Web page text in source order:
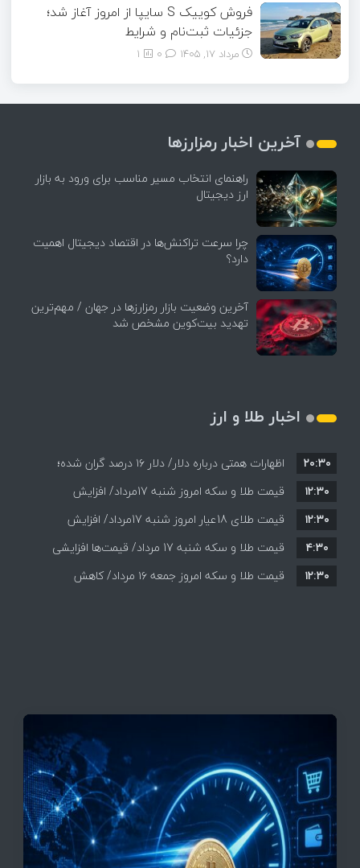
فروش کوییک S سایپا از امروز آغاز شد؛
جزئیات ثبت‌نام و شرایط
مرداد ۱۷, ۱۴۰۵ 1
آخرین اخبار رمزارزها
راهنمای انتخاب مسیر مناسب برای ورود به بازار
ارز دیجیتال
چرا سرعت تراکنش‌ها در اقتصاد دیجیتال اهمیت
دارد؟
آخرین وضعیت بازار رمزارزها در جهان / مهم‌ترین
تهدید بیت‌کوین مشخص شد
اخبار طلا و ارز
اظهارات همتی درباره دلار/ دلار ۱۶ درصد گران شده؛
این افزایش طبیعی است
۲۰:۳۰
قیمت طلا و سکه امروز شنبه 17مرداد/ افزایش
همه قیمت ها + جدول و جزئیات
۱۲:۳۰
قیمت طلای 18عیار امروز شنبه 17مرداد/ افزایش
قیمت + جدول و جزئیات
۱۲:۳۰
قیمت طلا و سکه شنبه 17 مرداد/ قیمت‌ها افزایشی
۴:۳۰
قیمت طلا و سکه امروز جمعه ۱۶ مرداد/ کاهش
۱۲:۳۰